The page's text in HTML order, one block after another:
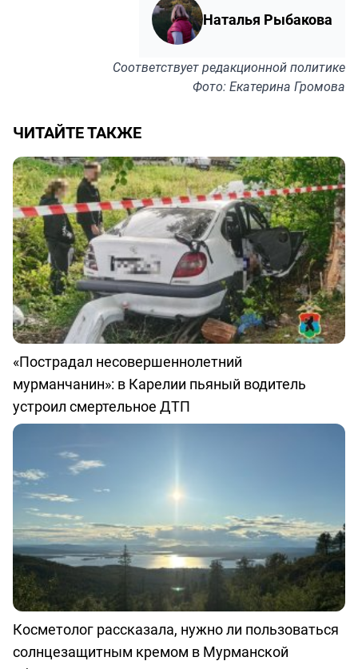
Наталья Рыбакова
Соответствуетредакционной политике
Фото: Екатерина Громова
ЧИТАЙТЕ ТАКЖЕ
«Пострадал несовершеннолетний
мурманчанин»: в Карелии пьяный водитель
устроил смертельное ДТП
Косметолог рассказала, нужно ли пользоваться
солнцезащитным кремом в Мурманской